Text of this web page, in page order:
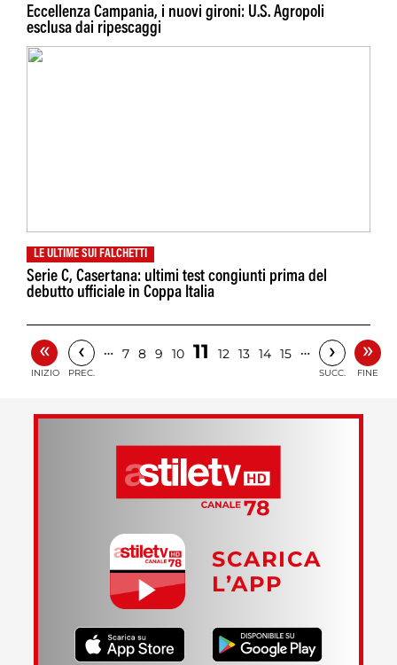
Eccellenza Campania, i nuovi gironi: U.S. Agropoli
esclusa dai ripescaggi
LE ULTIME SUI FALCHETTI
Serie C, Casertana: ultimi test congiunti prima del
debutto ufficiale in Coppa Italia
«
INIZIO
‹
PREC.
… 7 8 9 10 11 12 13 14 15 … ›
SUCC.
»
FINE
SCARICA
L’APP